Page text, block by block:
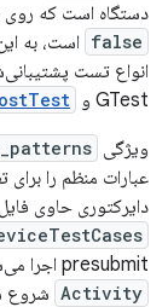
دستگاه است که روی
false است، به
انواع تست
GTest و
ویژگی
عبارات منظم را
دایرکتوری حاوی فایل
presubmit اجرا می‌شود که یک فایل جاوا با
Activity شروع